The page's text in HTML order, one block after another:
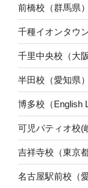
前橋校（群馬県）
千種イオンタウ
千里中央校（大阪
半田校（愛知県）
博多校（English
可児パティオ校(
吉祥寺校（東京都
名古屋駅前校（